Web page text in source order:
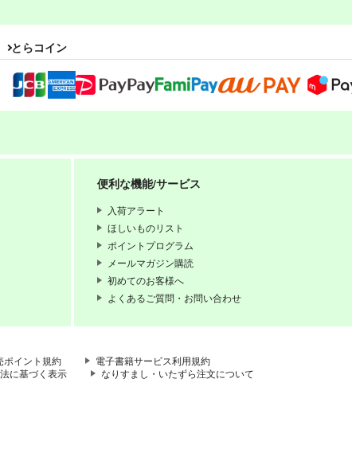
とらコイン
便利な機能/サービス
入荷アラート
ほしいものリスト
ポイントプログラム
メールマガジン購読
初めてのお客様へ
よくあるご質問・お問い合わせ
ポイント規約
電子書籍サービス利用規約
に基づく表示 なりすまし・いたずら注文について